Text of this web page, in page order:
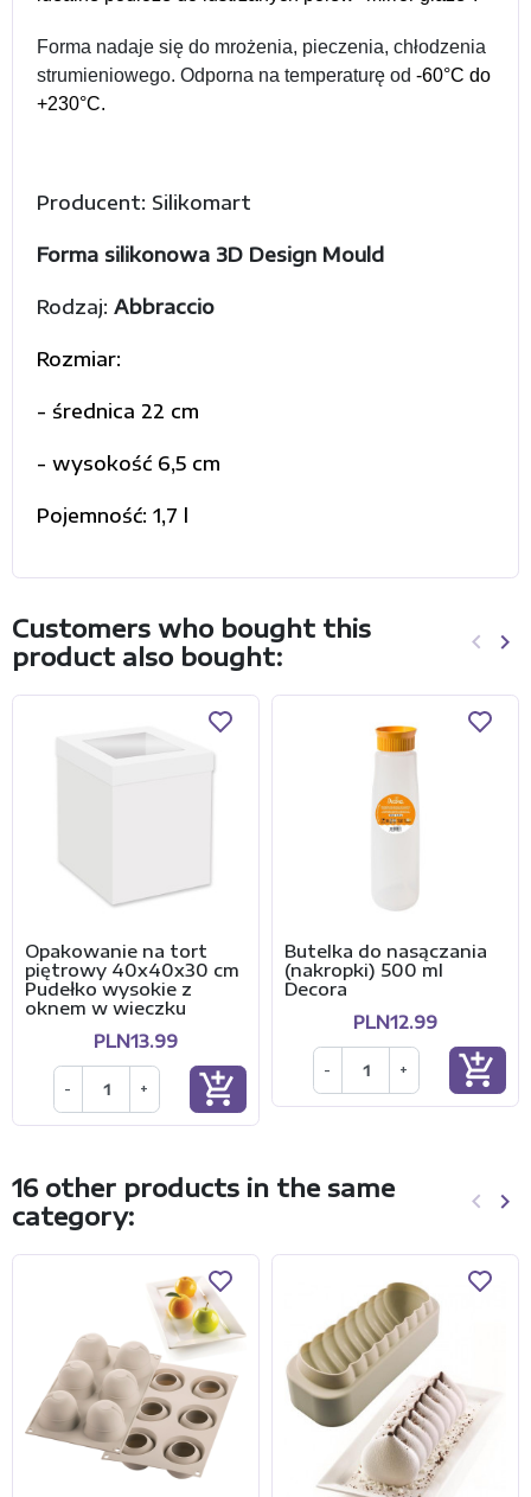
Forma nadaje się do mrożenia, pieczenia, chłodzenia
strumieniowego. Odporna na temperaturę od -60°C do
+230°C.
Producent: Silikomart
Forma silikonowa 3D Design Mould
Rodzaj: Abbraccio
Rozmiar:
- średnica 22 cm
- wysokość 6,5 cm
Pojemność: 1,7 l
Customers who bought this
product also bought:
keyboard_arrow_left keyboard_arrow_right
Opakowanie na tort
piętrowy 40x40x30 cm
Pudełko wysokie z
oknem w wieczku
PLN13.99
- + add_shopping_cart
Butelka do nasączania
(nakropki) 500 ml
Decora
PLN12.99
- + add_shopping_cart
16 other products in the same
category:
keyboard_arrow_left keyboard_arrow_right